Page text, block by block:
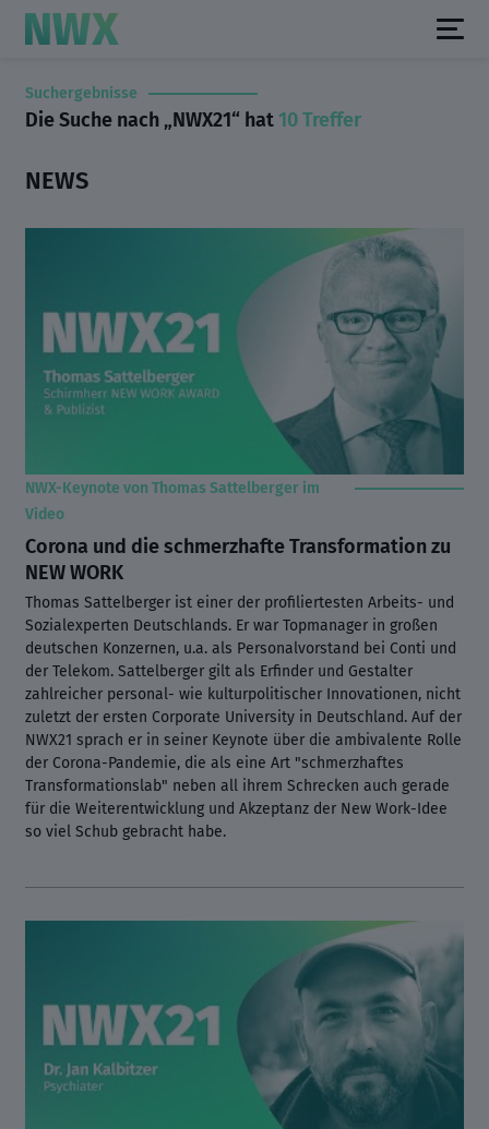
Suchergebnisse
Die Suche nach „NWX21“ hat 10 Treffer
NEWS
NWX-Keynote von Thomas Sattelberger im
Video
Corona und die schmerzhafte Transformation zu
NEW WORK
Thomas Sattelberger ist einer der profiliertesten Arbeits- und
Sozialexperten Deutschlands. Er war Topmanager in großen
deutschen Konzernen, u.a. als Personalvorstand bei Conti und
der Telekom. Sattelberger gilt als Erfinder und Gestalter
zahlreicher personal- wie kulturpolitischer Innovationen, nicht
zuletzt der ersten Corporate University in Deutschland. Auf der
NWX21 sprach er in seiner Keynote über die ambivalente Rolle
der Corona-Pandemie, die als eine Art "schmerzhaftes
Transformationslab" neben all ihrem Schrecken auch gerade
für die Weiterentwicklung und Akzeptanz der New Work-Idee
so viel Schub gebracht habe.